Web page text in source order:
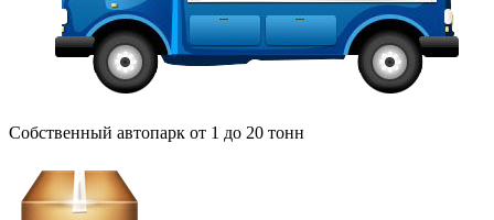
Собственный автопарк от 1 до 20 тонн